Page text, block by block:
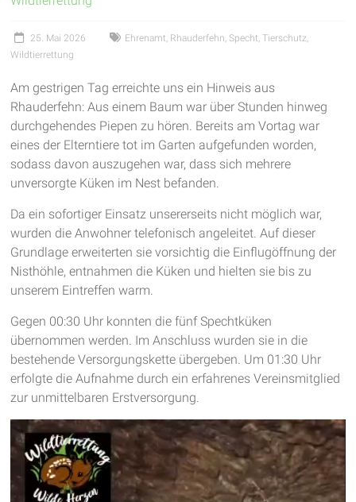
25. Mai 2026 Ehrenamt Rhauderfehn Specht ,Tierschutz
Wildtierrettung
Am gestrigen Tag erreichte uns ein Hinweis aus
Rhauderfehn: Aus einem Baum war über Stunden hinweg
durchgehendes Piepen zu hören. Bereits am Vortag war
eines der Elterntiere tot im Garten aufgefunden worden,
sodass davon auszugehen war, dass sich mehrere
unversorgte Küken im Nest befanden.
Da ein sofortiger Einsatz unsererseits nicht möglich war,
wurden die Anwohner telefonisch angeleitet. Auf dieser
Grundlage erweiterten sie vorsichtig die Einflugöffnung der
Nisthöhle, entnahmen die Küken und hielten sie bis zu
unserem Eintreffen warm.
Gegen 00:30 Uhr konnten die fünf Spechtküken
übernommen werden. Im Anschluss wurden sie in die
bestehende Versorgungskette übergeben. Um 01:30 Uhr
erfolgte die Aufnahme durch ein erfahrenes Vereinsmitglied
zur unmittelbaren Erstversorgung.
Video-
Player